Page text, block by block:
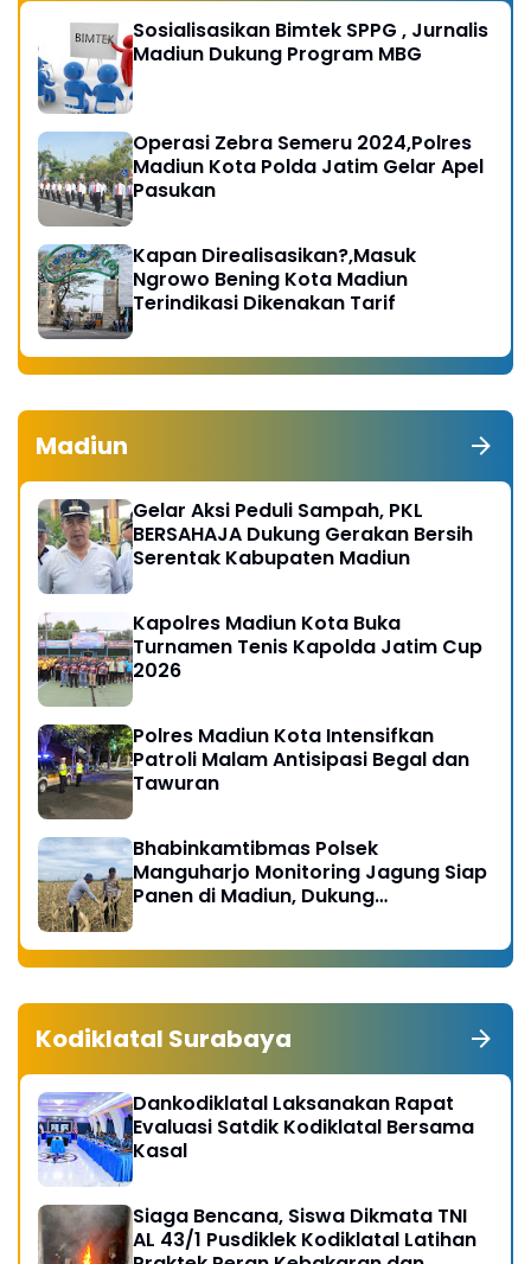
Sosialisasikan Bimtek SPPG , Jurnalis
Madiun Dukung Program MBG
Operasi Zebra Semeru 2024,Polres
Madiun Kota Polda Jatim Gelar Apel
Pasukan
Kapan Direalisasikan?,Masuk
Ngrowo Bening Kota Madiun
Terindikasi Dikenakan Tarif
Madiun
Gelar Aksi Peduli Sampah, PKL
BERSAHAJA Dukung Gerakan Bersih
Serentak Kabupaten Madiun
Kapolres Madiun Kota Buka
Turnamen Tenis Kapolda Jatim Cup
2026
Polres Madiun Kota Intensifkan
Patroli Malam Antisipasi Begal dan
Tawuran
Bhabinkamtibmas Polsek
Manguharjo Monitoring Jagung Siap
Panen di Madiun, Dukung
Kodiklatal Surabaya
Dankodiklatal Laksanakan Rapat
Evaluasi Satdik Kodiklatal Bersama
Kasal
Siaga Bencana, Siswa Dikmata TNI
AL 43/1 Pusdiklek Kodiklatal Latihan